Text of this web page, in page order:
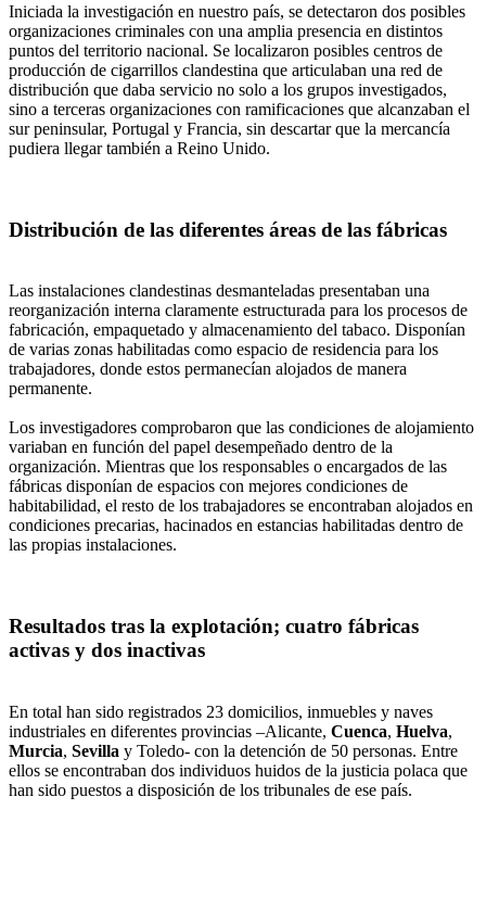
Iniciada la investigación en nuestro país, se detectaron dos posibles
organizaciones criminales con una amplia presencia en distintos
puntos del territorio nacional. Se localizaron posibles centros de
producción de cigarrillos clandestina que articulaban una red de
distribución que daba servicio no solo a los grupos investigados,
sino a terceras organizaciones con ramificaciones que alcanzaban el
sur peninsular, Portugal y Francia, sin descartar que la mercancía
pudiera llegar también a Reino Unido.
Distribución de las diferentes áreas de las fábricas
Las instalaciones clandestinas desmanteladas presentaban una
reorganización interna claramente estructurada para los procesos de
fabricación, empaquetado y almacenamiento del tabaco. Disponían
de varias zonas habilitadas como espacio de residencia para los
trabajadores, donde estos permanecían alojados de manera
permanente.
Los investigadores comprobaron que las condiciones de alojamiento
variaban en función del papel desempeñado dentro de la
organización. Mientras que los responsables o encargados de las
fábricas disponían de espacios con mejores condiciones de
habitabilidad, el resto de los trabajadores se encontraban alojados en
condiciones precarias, hacinados en estancias habilitadas dentro de
las propias instalaciones.
Resultados tras la explotación; cuatro fábricas
activas y dos inactivas
En total han sido registrados 23 domicilios, inmuebles y naves
industriales en diferentes provincias –Alicante, Cuenca, Huelva,
Murcia, Sevilla y Toledo- con la detención de 50 personas. Entre
ellos se encontraban dos individuos huidos de la justicia polaca que
han sido puestos a disposición de los tribunales de ese país.